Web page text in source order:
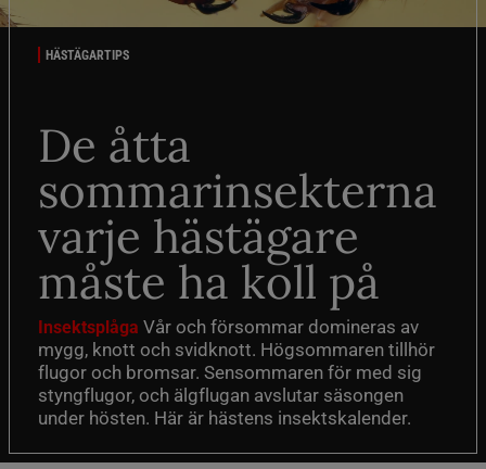
HÄSTÄGARTIPS
De åtta
sommarinsekterna
varje hästägare
måste ha koll på
Insektsplåga Vår och försommar domineras av
mygg, knott och svidknott. Högsommaren tillhör
flugor och bromsar. Sensommaren för med sig
styngflugor, och älgflugan avslutar säsongen
under hösten. Här är hästens insektskalender.